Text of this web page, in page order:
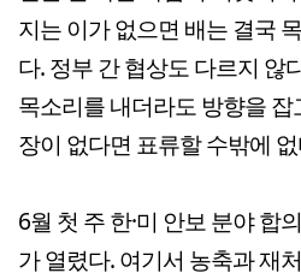
지는 이가 없으면 배는 결국
다. 정부 간 협상도 다르지 않
목소리를 내더라도 방향을
장이 없다면 표류할 수밖에
6월 첫 주 한·미 안보 분야 합
가 열렸다. 여기서 농축과 재